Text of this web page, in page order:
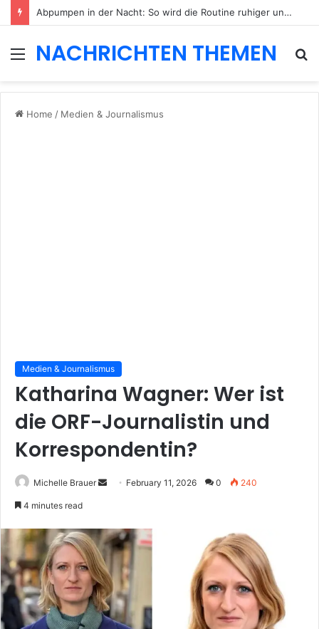
Abpumpen in der Nacht: So wird die Routine ruhiger und besser planbar
Menu
NACHRICHTEN THEMEN
Home / Medien & Journalismus
Medien & Journalismus
Katharina Wagner: Wer ist
die ORF-Journalistin und
Korrespondentin?
Michelle Brauer
Send February 11, 2026 0 240
4 minutes read